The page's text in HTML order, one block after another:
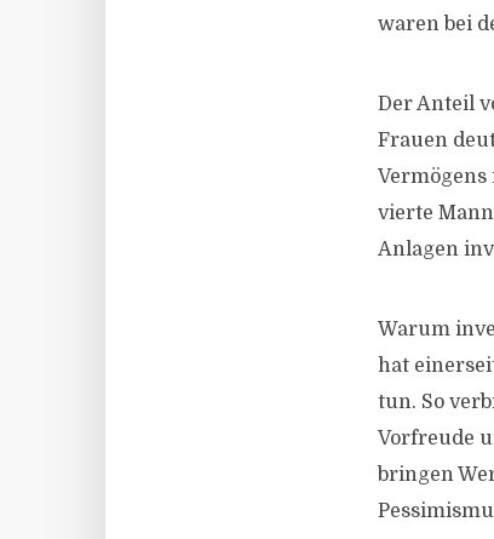
waren bei
Der Anteil
Frauen
Vermögens
vierte
Anlagen
Warum
hat
tun. So
Vorfreude
bringen